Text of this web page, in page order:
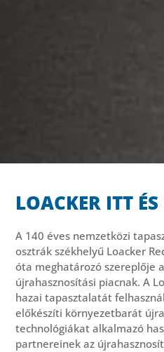
LOACKER ITT
A 140 éves nemzetközi
osztrák székhelyű Loacker
óta meghatározó szereplője
újrahasznosítási piacnak. A
hazai tapasztalatát
előkészíti környezetbarát
technológiákat alkalmazó
partnereinek az